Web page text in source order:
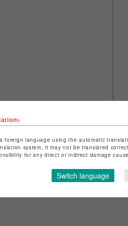
foreign language using the automatic
system, it may not be translated
for any direct or indirect damage
Switch language